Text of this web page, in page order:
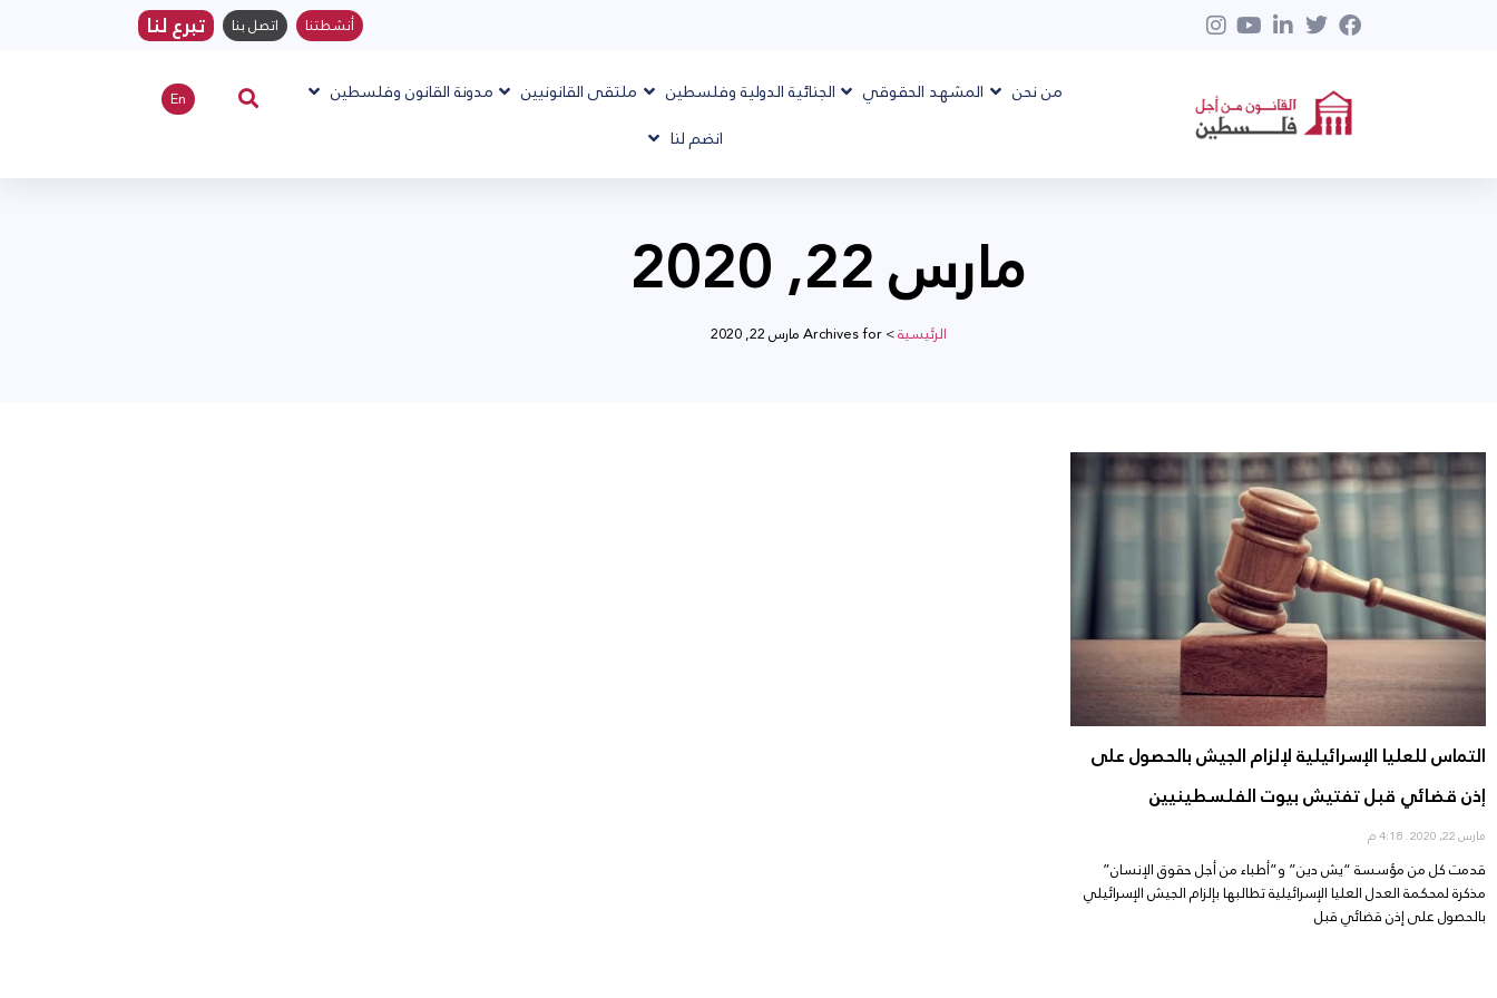
أنشطتنا اتصل بنا تبرع لنا
من نحن المشهد الحقوقي الجنائية الدولية وفلسطين ملتقى القانونيين مدونة القانون وفلسطين
انضم لنا
En
مارس 22, 2020
الرئيسية>Archives for مارس 22, 2020
التماس للعليا الإسرائيلية لإلزام الجيش بالحصول على
إذن قضائي قبل تفتيش بيوت الفلسطينيين
مارس 22, 2020
قدمت كل من مؤسسة “يش دين” و”أطباء من أجل حقوق الإنسان”
مذكرة لمحكمة العدل العليا الإسرائيلية تطالبها بإلزام الجيش الإسرائيلي
بالحصول على إذن قضائي قبل